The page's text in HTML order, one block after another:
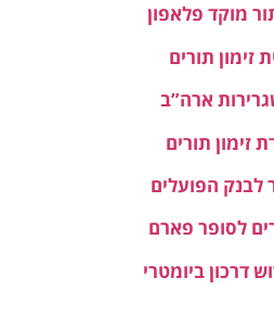
מוקד פלאפון
זימון תורים
ארה”ב
זימון תורים
לבנק הפועלים
לסופר פארם
דרכון ביומטרי